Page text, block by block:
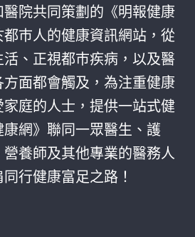
院共同策劃的《明報健康
巿人的健康資訊網站，從
、正視都巿疾病，以及醫
面都會觸及，為注重健康
庭的人士，提供一站式健
網》聯同一眾醫生、護
養師及其他專業的醫務人
行健康富足之路！